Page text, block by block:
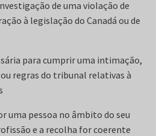
de uma violação de
à legislação do Canadá ou de
para cumprir uma intimação,
regras do tribunal relativas à
uma pessoa no âmbito do seu
e a recolha for coerente